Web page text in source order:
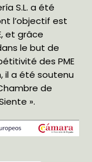
S.L. a été
l’objectif est
et grâce
le but de
des PME
il a été soutenu
de
».